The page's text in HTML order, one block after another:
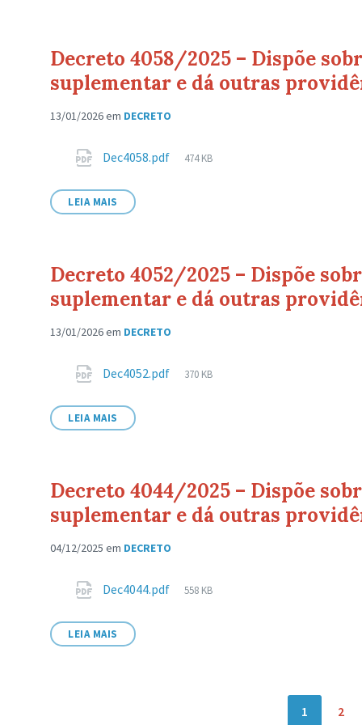
Decreto 4058/2025 – Dispõe
suplementar e dá outras
13/01/2026em DECRETO
AnexosDec4058.pdf
Tamanho
474 KB
LEIA MAIS
Decreto 4052/2025 – Dispõe
suplementar e dá outras
13/01/2026em DECRETO
AnexosDec4052.pdf
Tamanho
370 KB
LEIA MAIS
Decreto 4044/2025 – Dispõe
suplementar e dá outras
04/12/2025 em DECRETO
AnexosDec4044.pdf
Tamanho
558 KB
LEIA MAIS
1 2